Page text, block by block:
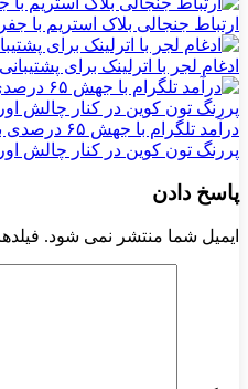
ارتباط جنجالی بلاک استریم با
ادغام لجر با اترلینک برای
پررنگ تون کوین در کنار چالش
پاسخ دادن
ایمیل شما منتشر نمی شود.